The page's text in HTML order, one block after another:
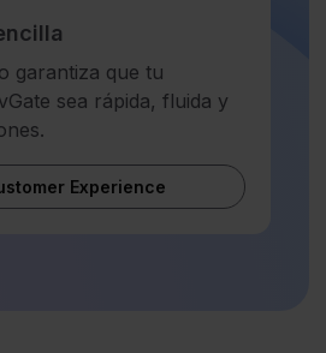
garantiza que tu
sea rápida, fluida y
Experience